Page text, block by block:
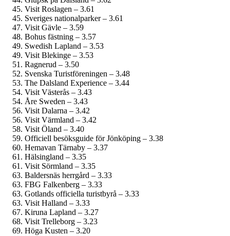
Visit Roslagen – 3.61
Sveriges nationalparker – 3.61
Visit Gävle – 3.59
Bohus fästning – 3.57
Swedish Lapland – 3.53
Visit Blekinge – 3.53
Ragnerud – 3.50
Svenska Turistföreningen – 3.48
The Dalsland Experience – 3.44
Visit Västerås – 3.43
Åre Sweden – 3.43
Visit Dalarna – 3.42
Visit Värmland – 3.42
Visit Öland – 3.40
Officiell besöksguide för Jönköping – 3.38
Hemavan Tärnaby – 3.37
Hälsingland – 3.35
Visit Sörmland – 3.35
Baldersnäs herrgård – 3.33
FBG Falkenberg – 3.33
Gotlands officiella turistbyrå – 3.33
Visit Halland – 3.33
Kiruna Lapland – 3.27
Visit Trelleborg – 3.23
Höga Kusten – 3.20